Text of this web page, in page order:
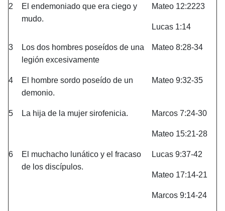
2
El endemoniado que era ciego y
mudo.
Mateo 12:2223
Lucas 1:14
3
Los dos hombres poseídos de una
legión excesivamente
Mateo 8:28-34
4
El hombre sordo poseído de un
demonio.
Mateo 9:32-35
5 La hija de la mujer sirofenicia. Marcos 7:24-30
Mateo 15:21-28
6
El muchacho lunático y el fracaso
de los discípulos.
Lucas 9:37-42
Mateo 17:14-21
Marcos 9:14-24